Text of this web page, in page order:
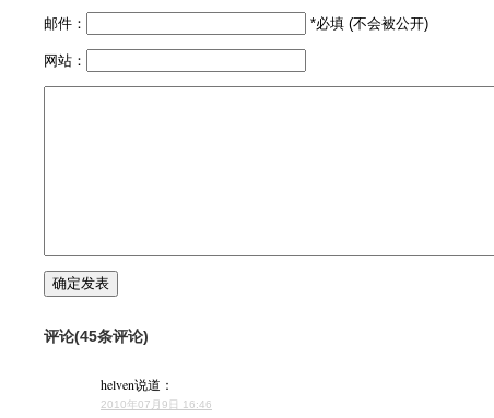
邮件： *必填 (不会被公开)
网站：
评论(45条评论)
helven说道：
2010年07月9日 16:46